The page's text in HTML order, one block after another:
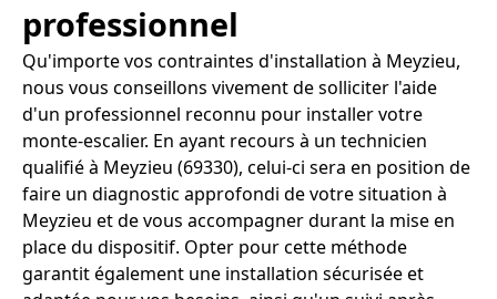
professionnel
Qu'importe vos contraintes d'installation à Meyzieu,
nous vous conseillons vivement de solliciter l'aide
d'un professionnel reconnu pour installer votre
monte-escalier. En ayant recours à un technicien
qualifié à Meyzieu (69330), celui-ci sera en position de
faire un diagnostic approfondi de votre situation à
Meyzieu et de vous accompagner durant la mise en
place du dispositif. Opter pour cette méthode
garantit également une installation sécurisée et